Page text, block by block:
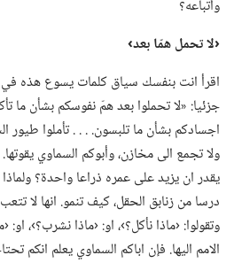
وأتباعه؟‏
‏‹‏لاتحمل همّا بعد›‏
اقرأ انت بنفسك سياق كلمات يسوع هذه في
جزئيا:‏ «لا تحملوا بعد همّ نفوسكم بشأن ما
اجسادكم بشأن ما تلبسون.‏ .‏ .‏ .‏ تأملوا طيور
ولا تجمع الى مخازن،‏ وأبوكم السماوي
يقدر ان يزيد على عمره ذراعا واحدة؟‏
درسا من زنابق الحقل،‏ كيف تنمو.‏ انها لا
وتقولوا:‏ ‹ماذا نأكل؟‏›،‏ او:‏ ‹ماذا نشرب؟‏›،‏
الامم اليها.‏ فإن اباكم السماوي يعلم انكم